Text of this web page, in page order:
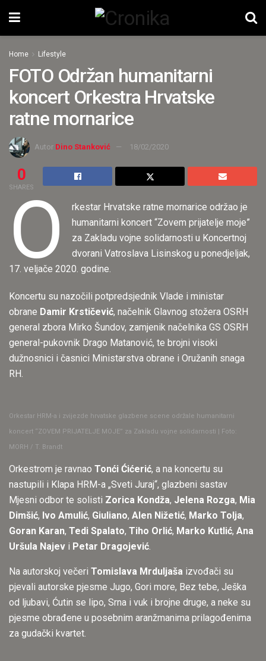
Home Lifestyle
FOTO Održan humanitarni
koncert Orkestra Hrvatske
ratne mornarice
Autor Dino Stanković 18/02/2020
0
SHARES
O
rkestar Hrvatske ratne mornarice održao je
humanitarni koncert “Zovem prijatelje moje”
za Zakladu vojne solidarnosti u Koncertnoj
dvorani Vatroslava Lisinskog u ponedjeljak,
17. veljače 2020. godine.
Koncertu su nazočili potpredsjednik Vlade i ministar
obrane Damir Krstičević, načelnik Glavnog stožera OSRH
general zbora Mirko Šundov, zamjenik načelnika GS OSRH
general-pukovnik Drago Matanović, te brojni visoki
dužnosnici i časnici Ministarstva obrane i Oružanih snaga
RH.
Orkestar HRM-a i zvijezde hrvatske glazbene scene održale humanitarni
koncert “ZOVEM PRIJATELJE MOJE” za Zakladu vojne solidarnosti | Foto:
MORH / T. Brandt
Orkestrom je ravnao Tonći Ćićerić, a na koncertu su
nastupili i Klapa HRM-a „Sveti Juraj“, glazbeni sastav
Mjesni odbor te solisti Zorica Kondža, Jelena Rozga, Mia
Dimšić, Ivo Amulić, Giuliano, Alen Nižetić, Marko Tolja,
Goran Karan, Tedi Spalato, Tiho Orlić, Marko Kutlić, Ana
Uršula Najev i Petar Dragojević
Na autorskoj večeri Tomislava Mrduljaša izvođači su
pjevali autorske pjesme Jugo, Gori more, Bez tebe, Ješka
od ljubavi, Ćutin se lipo, Srna i vuk i brojne druge, a neke su
pjesme obrađene u posebnim aranžmanima prilagođenima
za gudački kvartet.